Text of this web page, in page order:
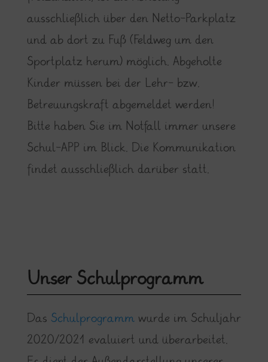
ausschließlich über den Netto-Parkplatz
und ab dort zu Fuß (Feldweg um den
Sportplatz herum) möglich. Abgeholte
Kinder müssen bei der Lehr- bzw.
Betreuungskraft abgemeldet werden!
Bitte haben Sie im Notfall immer unsere
Schul-APP im Blick. Die Kommunikation
findet ausschließlich darüber statt.
Unser Schulprogramm
Das Schulprogrammwurde im Schuljahr
2020/2021 evaluiert und überarbeitet.